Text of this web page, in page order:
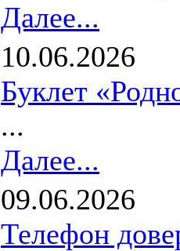
Далее...
10.06.2026
Буклет
...
Далее...
09.06.2026
Телефон